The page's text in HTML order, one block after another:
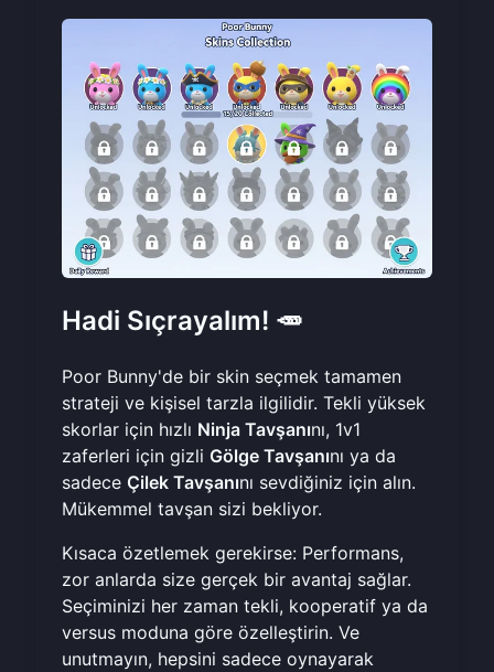
Hadi Sıçrayalım! 🥕
Poor Bunny'de bir skin seçmek tamamen
strateji ve kişisel tarzla ilgilidir. Tekli yüksek
skorlar için hızlı Ninja Tavşanını, 1v1
zaferleri için gizli Gölge Tavşanını ya da
sadece Çilek Tavşanını sevdiğiniz için alın.
Mükemmel tavşan sizi bekliyor.
Kısaca özetlemek gerekirse: Performans,
zor anlarda size gerçek bir avantaj sağlar.
Seçiminizi her zaman tekli, kooperatif ya da
versus moduna göre özelleştirin. Ve
unutmayın, hepsini sadece oynayarak